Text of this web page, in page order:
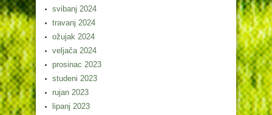
svibanj 2024
travanj 2024
ožujak 2024
veljača 2024
prosinac 2023
studeni 2023
rujan 2023
lipanj 2023